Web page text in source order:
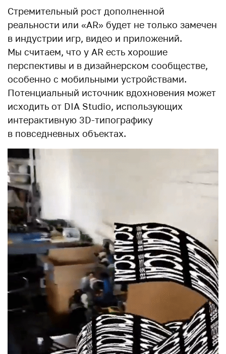
Стремительный рост дополненной
реальности или «AR» будет не только замечен
в индустрии игр, видео и приложений.
Мы считаем, что у AR есть хорошие
перспективы и в дизайнерском сообществе,
особенно с мобильными устройствами.
Потенциальный источник вдохновения может
исходить от DIA Studio, использующих
интерактивную 3D-типографику
в повседневных объектах.